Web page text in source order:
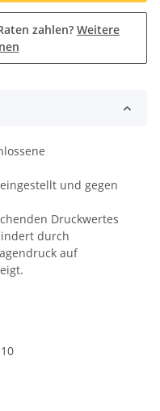
zahlen? Weitere
und gegen
Druckwertes
durch
auf